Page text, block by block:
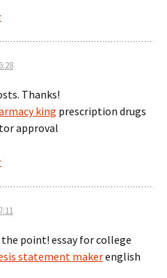
Thanks!
king prescription drugs
approval
the point! essay for college
statement makerenglish